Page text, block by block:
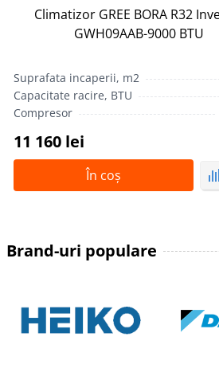
Climatizor GREE BORA R32
GWH09AAB-9000 BTU
Suprafata incaperii, m2
Capacitate racire, BTU
Compresor
11 160 lei
În coș
Brand-uri populare